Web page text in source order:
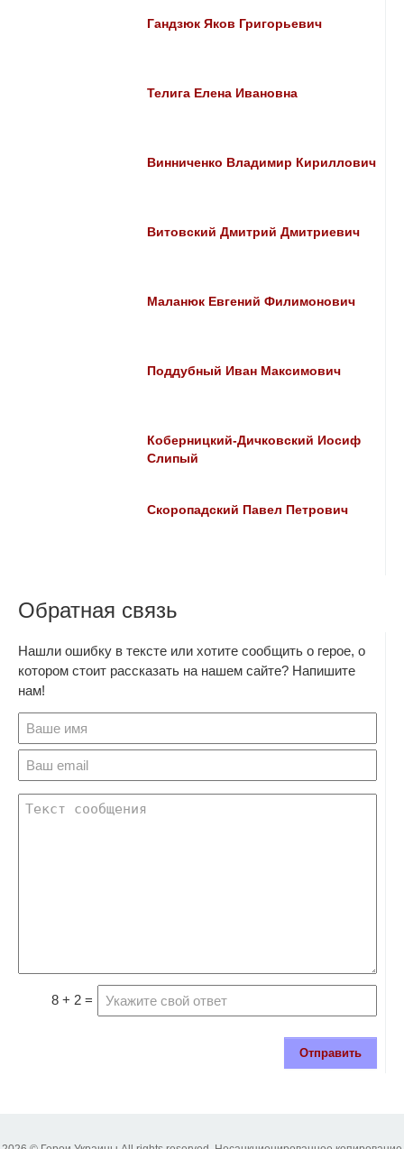
Гандзюк Яков Григорьевич
Телига Елена Ивановна
Винниченко Владимир Кириллович
Витовский Дмитрий Дмитриевич
Маланюк Евгений Филимонович
Поддубный Иван Максимович
Коберницкий-Дичковский Иосиф
Слипый
Скоропадский Павел Петрович
Обратная связь
Нашли ошибку в тексте или хотите сообщить о герое, о
котором стоит рассказать на нашем сайте? Напишите
нам!
8 + 2 =
Отправить